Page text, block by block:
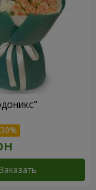
Заказать